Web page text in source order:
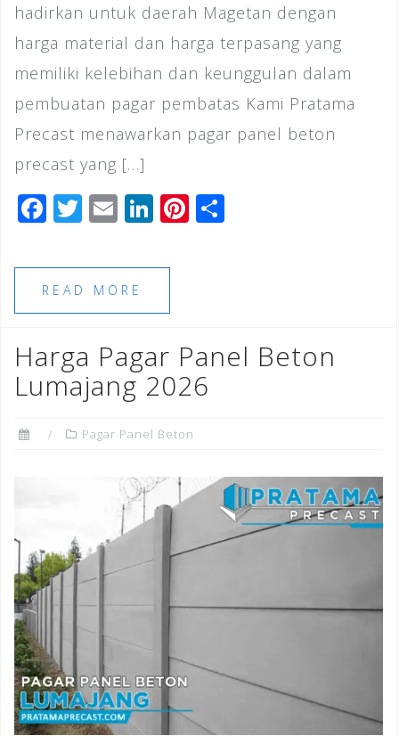
hadirkan untuk daerah Magetan dengan
harga material dan harga terpasang yang
memiliki kelebihan dan keunggulan dalam
pembuatan pagar pembatas Kami Pratama
Precast menawarkan pagar panel beton
precast yang […]
F
c
e
b
o
o
k
T
tt
e
r
E
ai
l
Li
k
dI
n
Pi
st
READ MORE
Harga Pagar Panel Beton
Lumajang 2026
Pagar Panel Beton